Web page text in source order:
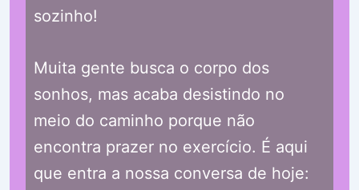
sozinho!
Muita gente busca o corpo dos
sonhos, mas acaba desistindo no
meio do caminho porque não
encontra prazer no exercício. É aqui
que entra a nossa conversa de hoje: